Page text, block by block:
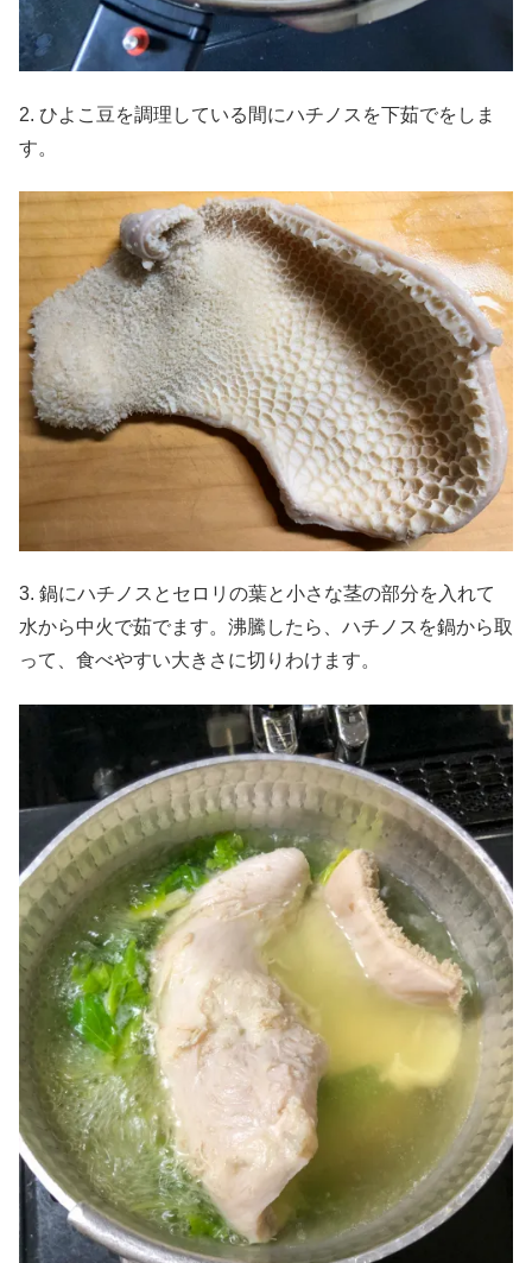
2. ひよこ豆を調理している間にハチノスを下茹でをしま
す。
3. 鍋にハチノスとセロリの葉と小さな茎の部分を入れて
水から中火で茹でます。沸騰したら、ハチノスを鍋から取
って、食べやすい大きさに切りわけます。